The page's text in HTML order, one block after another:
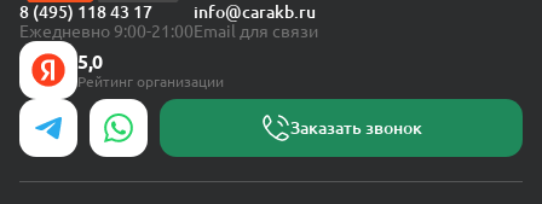
8 (495) 118 43 17
Ежедневно 9:00-21:00
info@carakb.ru
Email для связи
5,0
Рейтинг организации
Заказать звонок